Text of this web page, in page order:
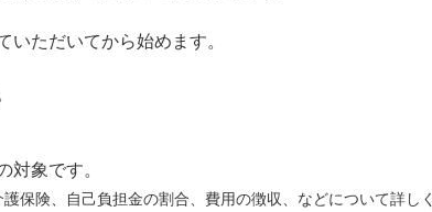
いただいてから始めます。
対象です。
保険、自己負担金の割合、費用の徴収、などについて詳しく